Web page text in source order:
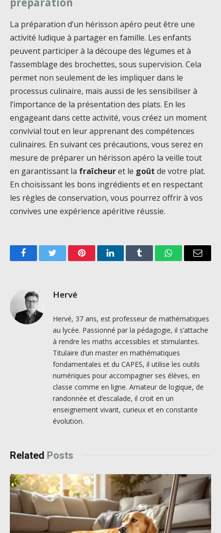
La préparation d’un hérisson apéro peut être une
activité ludique à partager en famille. Les enfants
peuvent participer à la découpe des légumes et à
l’assemblage des brochettes, sous supervision. Cela
permet non seulement de les impliquer dans le
processus culinaire, mais aussi de les sensibiliser à
l’importance de la présentation des plats. En les
engageant dans cette activité, vous créez un moment
convivial tout en leur apprenant des compétences
culinaires. En suivant ces précautions, vous serez en
mesure de préparer un hérisson apéro la veille tout
en garantissant la fraîcheuret le goût de votre plat.
En choisissant les bons ingrédients et en respectant
les règles de conservation, vous pourrez offrir à vos
convives une expérience apéritive réussie.
FacebookTwitter PinterestLinkedInTumblr WhatsAppEmail
Hervé
Hervé, 37 ans, est professeur de mathématiques
au lycée. Passionné par la pédagogie, il s’attache
à rendre les maths accessibles et stimulantes.
Titulaire d’un master en mathématiques
fondamentales et du CAPES, il utilise les outils
numériques pour accompagner ses élèves, en
classe comme en ligne. Amateur de logique, de
randonnée et d’escalade, il croit en un
enseignement vivant, curieux et en constante
évolution.
Related Posts